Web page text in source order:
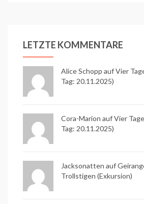
LETZTE KOMMENTARE
Alice Schopp aufVier
Tag: 20.11.2025)
Cora-Marion aufVier
Tag: 20.11.2025)
Jacksonatten auf
Trollstigen (Exkursion)